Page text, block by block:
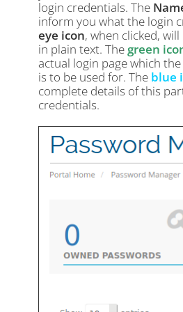
login credentials. The
inform you what the login
eye icon, when clicked,
in plain text. The green
actual login page which
is to be used for. The blue
complete details of this
credentials.